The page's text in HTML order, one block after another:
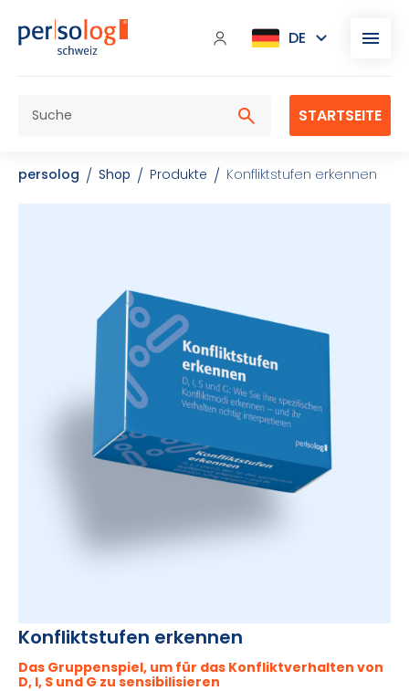
STARTSEITE
persolog Shop Produkte Konfliktstufen erkennen
Konfliktstufen erkennen
Das Gruppenspiel, um für das Konfliktverhalten von
D, I, S und G zu sensibilisieren